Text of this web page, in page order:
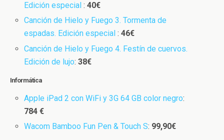
Edición especial:40€
Canción de Hielo y Fuego 3. Tormenta de
espadas. Edición especial:46€
Canción de Hielo y Fuego 4. Festín de cuervos.
Edición de lujo: 38€
Informática
Apple iPad 2 con WiFi y 3G 64 GB color negro:
784 €
Wacom Bamboo Fun Pen & Touch S: 99,90€